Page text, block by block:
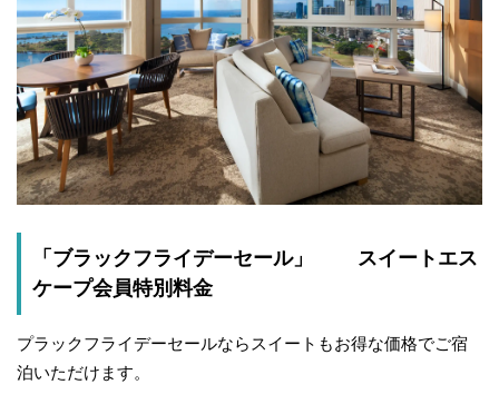
「ブラックフライデーセール」 スイートエス
ケープ会員特別料金
プラックフライデーセールならスイートもお得な価格でご宿
泊いただけます。